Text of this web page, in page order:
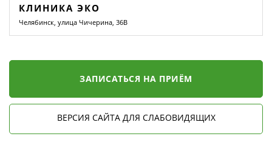
КЛИНИКА ЭКО
Челябинск, улица Чичерина, 36В
ЗАПИСАТЬСЯ НА ПРИЁМ
ВЕРСИЯ САЙТА ДЛЯ СЛАБОВИДЯЩИХ